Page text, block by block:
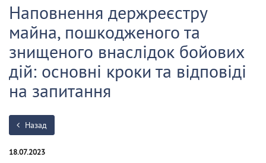
Наповнення держреєстру
майна, пошкодженого та
знищеного внаслідок бойових
дій: основні кроки та відповіді
на запитання
Назад
18.07.2023